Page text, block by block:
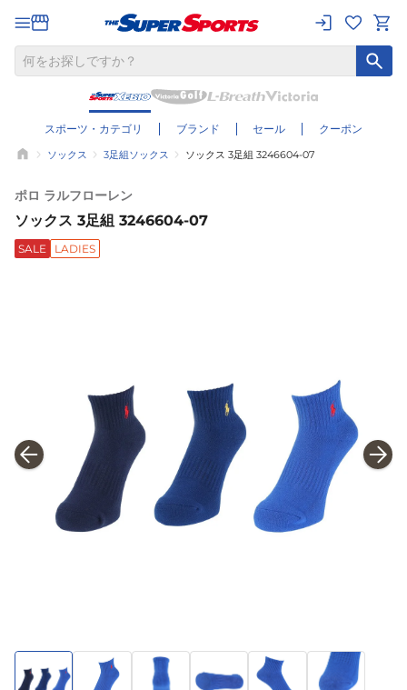
スポーツ・カテゴリ ブランド セール クーポン
ソックス 3足組ソックス ソックス 3足組 3246604-07
ポロ ラルフローレン
ソックス 3足組 3246604-07
SALE LADIES